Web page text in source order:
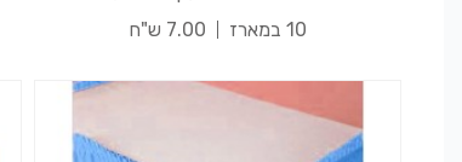
10 במארז 7.00 ש"ח